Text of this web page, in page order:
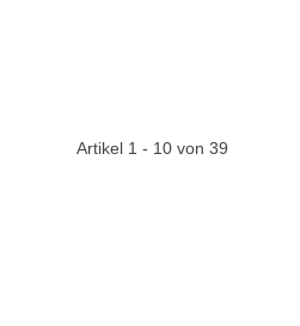
Artikel 1 - 10 von 39